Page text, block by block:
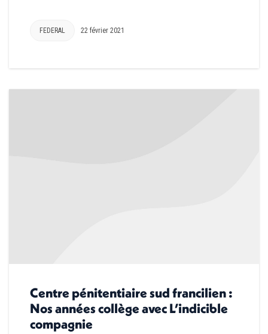
FEDERAL 22 février 2021
Centre pénitentiaire sud francilien :
Nos années collège avec L’indicible
compagnie